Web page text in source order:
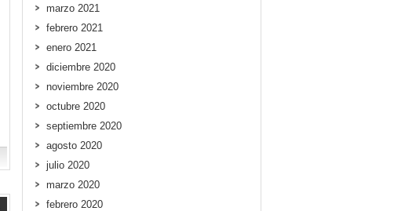
marzo 2021
febrero 2021
enero 2021
diciembre 2020
noviembre 2020
octubre 2020
septiembre 2020
agosto 2020
julio 2020
marzo 2020
febrero 2020